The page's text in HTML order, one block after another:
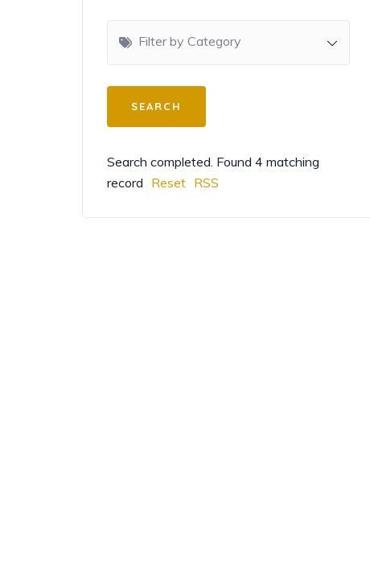
Filter by Category
Search completed. Found 4 matching
record Reset RSS